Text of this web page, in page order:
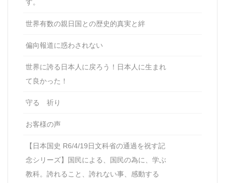
す。
世界有数の親日国との歴史的真実と絆
偏向報道に惑わされない
世界に誇る日本人に戻ろう！日本人に生まれ
て良かった！
守る 祈り
お客様の声
【日本国史 R6/4/19日文科省の通過を祝す記
念シリーズ】国民による、国民の為に、学ぶ
教科。誇れること、誇れない事、感動する